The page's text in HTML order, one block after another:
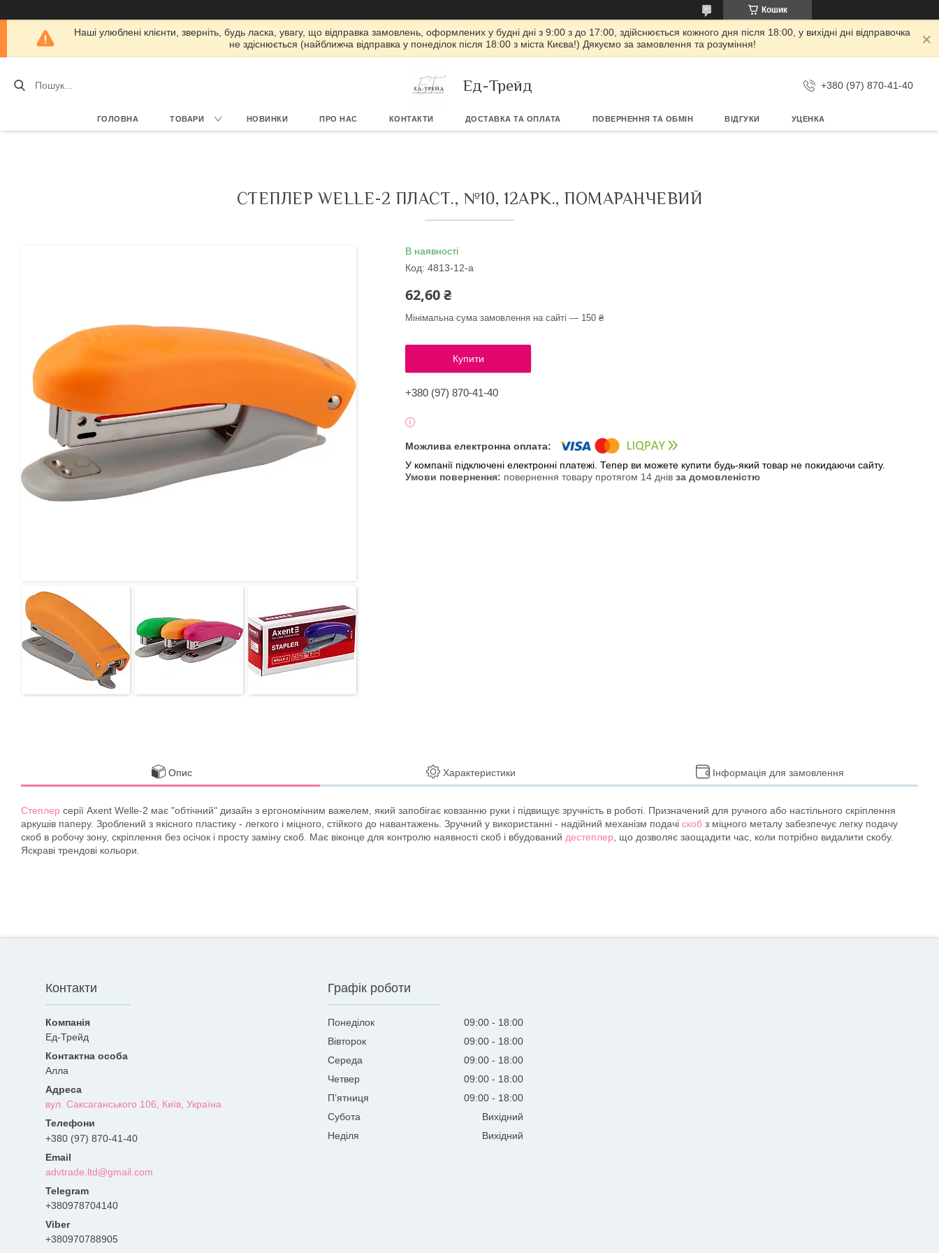
Кошик
Наші улюблені клієнти, зверніть, будь ласка, увагу, що відправка замовлень, оформлених у будні дні з 9:00 з до 17:00, здійснюється кожного дня після 18:00, у вихідні дні відправочка
не здіснюється (найближча відправка у понеділок після 18:00 з міста Києва!) Дякуємо за замовлення та розуміння!
Ед-Трейд +380 (97) 870-41-40
ГОЛОВНА ТОВАРИ НОВИНКИ ПРО НАС КОНТАКТИ ДОСТАВКА ТА ОПЛАТА ПОВЕРНЕННЯ ТА ОБМІН ВІДГУКИ УЦЕНКА
СТЕПЛЕР WELLE-2 ПЛАСТ., №10, 12АРК., ПОМАРАНЧЕВИЙ
В наявності
Код: 4813-12-a
62,60 ₴
Мінімальна сума замовлення на сайті — 150 ₴
Купити
+380 (97) 870-41-40
У компанії підключені електронні платежі. Тепер ви можете купити будь-який товар не покидаючи сайту.
повернення товару протягом 14 днів за домовленістю
Опис Характеристики Інформація для замовлення
Степлер серії Axent Welle-2 має "обтічний" дизайн з ергономічним важелем, який запобігає ковзанню руки і підвищує зручність в роботі. Призначений для ручного або настільного скріплення
аркушів паперу. Зроблений з якісного пластику - легкого і міцного, стійкого до навантажень. Зручний у використанні - надійний механізм подачі скоб з міцного металу забезпечує легку подачу
скоб в робочу зону, скріплення без осічок і просту заміну скоб. Має віконце для контролю наявності скоб і вбудований дестеплер , що дозволяє заощадити час, коли потрібно видалити скобу.
Яскраві трендові кольори.
Контакти
Ед-Трейд
Алла
вул. Саксаганського 106, Київ, Україна
+380 (97) 870-41-40
advtrade.ltd@gmail.com
+380978704140
+380970788905
Графік роботи
Понеділок 09:00
18:00
Вівторок
09:00
18:00
Середа
09:00
18:00
Четвер
09:00
18:00
Пʼятниця
09:00
18:00
Субота
Вихідний
Неділя
Вихідний